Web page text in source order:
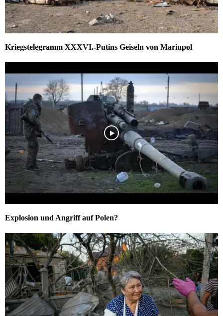
Kriegstelegramm XXXVI.-Putins Geiseln von Mariupol
Explosion und Angriff auf Polen?